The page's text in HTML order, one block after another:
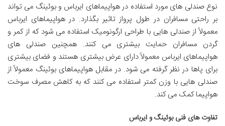
نوع صندلی های مورد استفاده در هواپیماهای ایرباس و بوئینگ می تواند
بر راحتی مسافران در طول پرواز تاثیر بگذارد. در هواپیماهای ایرباس
معمولاً از صندلی هایی با طراحی ارگونومیک استفاده می شود که از کمر و
گردن مسافران حمایت بیشتری می کنند. همچنین صندلی های
هواپیماهای ایرباس معمولاً دارای عرض بیشتری هستند و فضای بیشتری
برای پاها در نظر گرفته می شود. در مقابل هواپیماهای بوئینگ معمولاً از
صندلی هایی با وزن کمتر استفاده می کنند که به کاهش مصرف سوخت
هواپیما کمک می کند.
تفاوت های فنی بوئینگ و ایرباس